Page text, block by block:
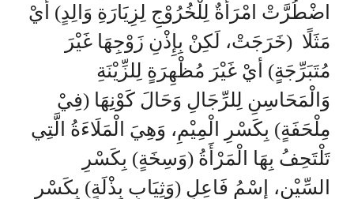
اضْطُرَّتْ امْرَأَةٌ لِلْخُرُوْجِ لِزِيَارَةِ وَالِدٍ) أَيْ
مَثَلًا (خَرَجَتْ، لَكِنْ بِإِذْنِ زَوْجِهَا غَيْرَ
مُتَبَرِّجَةٍ) أيْ غَيْرَ مُظْهِرَةٍ لِلزِّيْنَةِ
وَالْمَحَاسِنِ لِلرِّجَالِ وَحَالَ كَوْنِهَا (فِيْ
مِلْحَفَةٍ) بِكَسْرِ الْمِيْمِ، وَهِيَ الْمَلَاءَةُ الَّتِي
تَلْتَحِفُ بِهَا الْمَرْأَةُ (وَسِخَةٍ) بِكَسْرِ
السِّيْنِ، إِسْمُ فَاعِلٍ (وَثِيَابٍ بِذْلَةٍ) بِكَسْرِ